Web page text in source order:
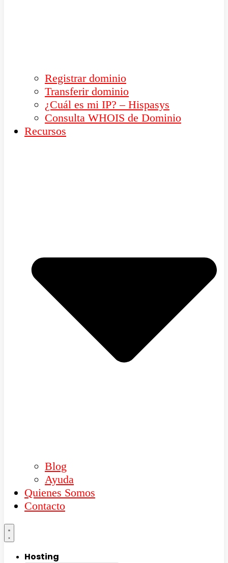
Registrar dominio
Transferir dominio
¿Cuál es mi IP? – Hispasys
Consulta WHOIS de Dominio
Recursos
Blog
Ayuda
Quienes Somos
Contacto
Hosting